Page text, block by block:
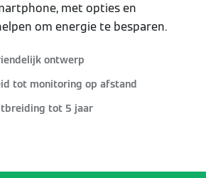
met opties en
om energie te besparen.
ontwerp
tot monitoring op afstand
tot 5 jaar